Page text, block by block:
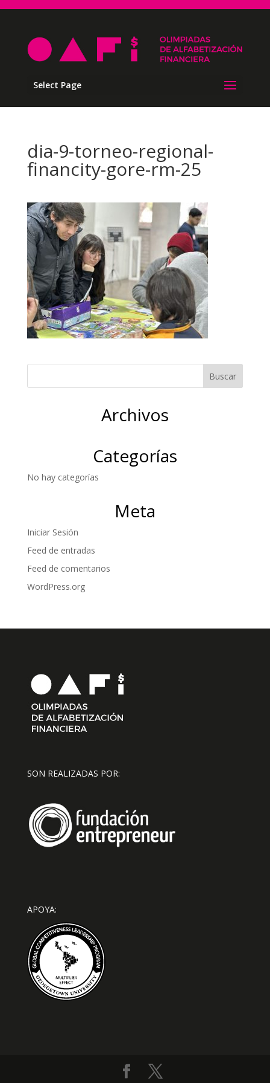
Select Page
dia-9-torneo-regional-
financity-gore-rm-25
Archivos
Categorías
No hay categorías
Meta
Iniciar Sesión
Feed de entradas
Feed de comentarios
WordPress.org
SON REALIZADAS POR:
APOYA: